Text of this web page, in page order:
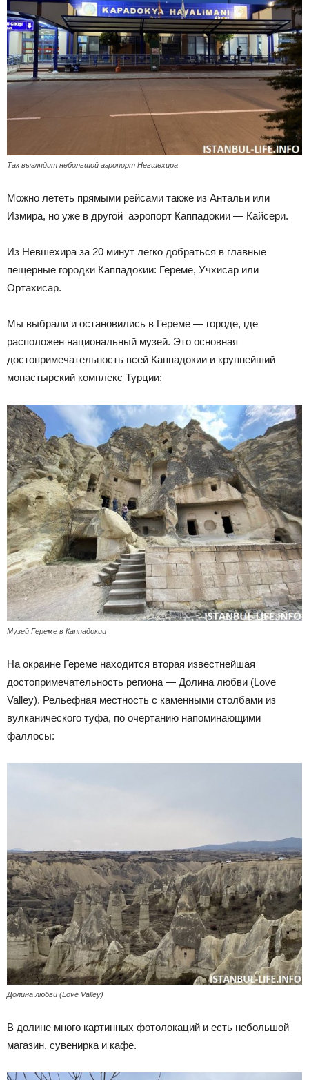
Так выглядит небольшой аэропорт Невшехира
Можно лететь прямыми рейсами также из Антальи или
Измира, но уже в другой аэропорт Каппадокии — Кайсери.
Из Невшехира за 20 минут легко добраться в главные
пещерные городки Каппадокии: Гереме, Учхисар или
Ортахисар.
Мы выбрали и остановились в Гереме — городе, где
расположен национальный музей. Это основная
достопримечательность всей Каппадокии и крупнейший
монастырский комплекс Турции:
Музей Гереме в Каппадокии
На окраине Гереме находится вторая известнейшая
достопримечательность региона — Долина любви (Love
Valley). Рельефная местность с каменными столбами из
вулканического туфа, по очертанию напоминающими
фаллосы:
Долина любви (Love Valley)
В долине много картинных фотолокаций и есть небольшой
магазин, сувенирка и кафе.